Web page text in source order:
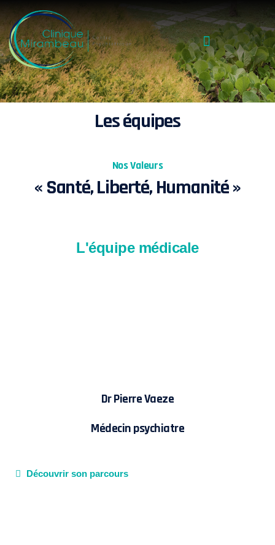
Les équipes
Nos Valeurs
« Santé, Liberté, Humanité »
L'équipe médicale
Dr Pierre Vaeze
Médecin psychiatre
Découvrir son parcours